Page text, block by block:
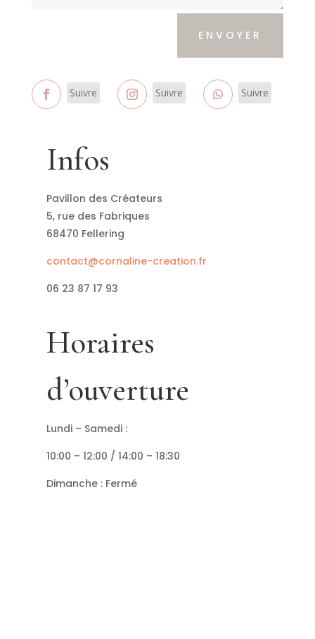
ENVOYER
Suivre Suivre Suivre
Infos
Pavillon des Créateurs
5, rue des Fabriques
68470 Fellering
contact@cornaline-creation.fr
06 23 87 17 93
Horaires
d’ouverture
Lundi – Samedi :
10:00 – 12:00 / 14:00 – 18:30
Dimanche : Fermé